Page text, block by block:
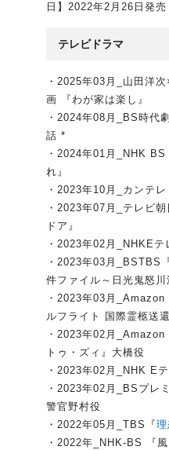
日】2022年2月26日発売
テレビドラマ
・2025年03月_山田洋
画 『わが家は楽し』
・2024年08月_BS時代
話 *
・2024年01月_NHK BS
れ』
・2023年10月_カンテ
・2023年07月_テレビ
ドア』
・2023年02月_NHKEテ
・2023年03月_BSTBS
件ファイル～日光鬼怒
・2023年03月
ルフライト 国際霊柩送
・2023年02月
トゥ・ズィ』大橋役
・2023年02月_NHK E
・2023年02月_BSプレ
警官野村役
・2022年05月_TBS『
・2022年_NHK-BS 『